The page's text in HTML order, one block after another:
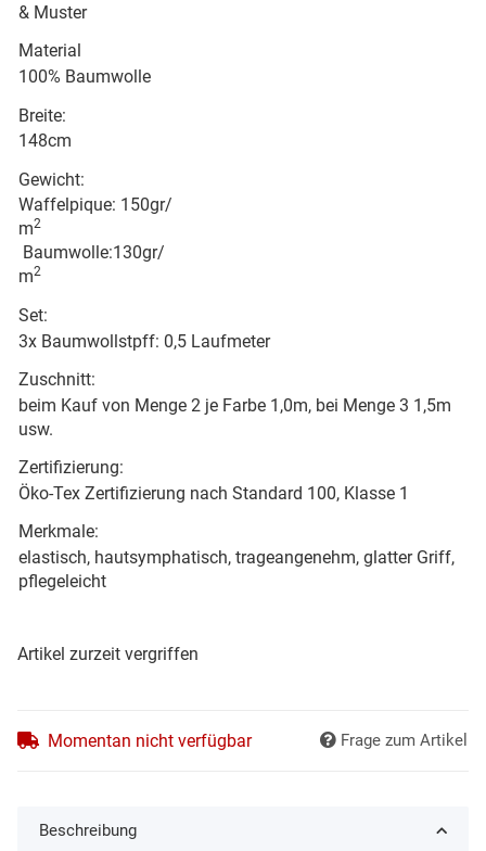
& Muster
Material
100% Baumwolle
Breite:
148cm
Gewicht:
Waffelpique: 150gr/
m2
Baumwolle:130gr/
m2
Set:
3x Baumwollstpff: 0,5 Laufmeter
Zuschnitt:
beim Kauf von Menge 2 je Farbe 1,0m, bei Menge 3 1,5m
usw.
Zertifizierung:
Öko-Tex Zertifizierung nach Standard 100, Klasse 1
Merkmale:
elastisch, hautsymphatisch, trageangenehm, glatter Griff,
pflegeleicht
Artikel zurzeit vergriffen
Momentan nicht verfügbar Frage zum Artikel
Beschreibung